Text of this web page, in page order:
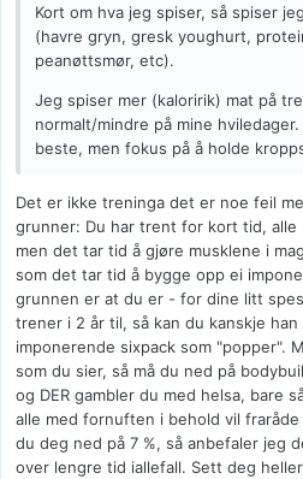
Kort om hva jeg spiser, så spiser
(havre gryn, gresk youghurt,
peanøttsmør, etc).
Jeg spiser mer (kaloririk) mat på
normalt/mindre på mine
beste, men fokus på å holde
Det er ikke treninga det er noe feil
grunner: Du har trent for kort tid, alle
men det tar tid å gjøre musklene i
som det tar tid å bygge opp ei
grunnen er at du er - for dine litt
trener i 2 år til, så kan du kanskje
imponerende sixpack som "popper".
som du sier, så må du ned på
og DER gambler du med helsa, bare
alle med fornuften i behold vil
du deg ned på 7 %, så anbefaler jeg
over lengre tid iallefall. Sett deg